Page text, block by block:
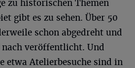
zu historischen Themen
gibt es zu sehen. Über 50
schon abgedreht und
veröffentlicht. Und
etwa Atelierbesuche sind in